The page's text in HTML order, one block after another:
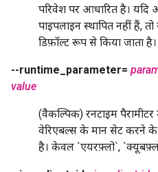
परिवेश पर आधारित है।
पाइपलाइन स्थापित नहीं हैं,
डिफ़ॉल्ट रूप से किया जाता है।
--runtime_parameter=
value
(वैकल्पिक) रनटाइम
वेरिएबल्स के मान सेट करने
है। केवल `एयरफ़्लो`,